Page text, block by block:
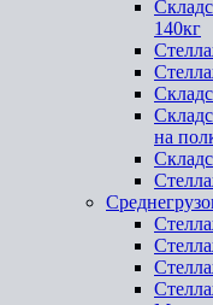
140кг
на